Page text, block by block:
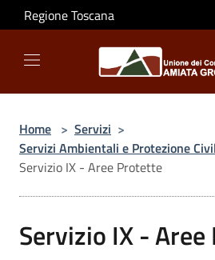
Salta al contenuto principale
Regione Toscana
Home > Servizi >
Servizi Ambientali e Protezione
Servizio IX - Aree Protette
Servizio IX -